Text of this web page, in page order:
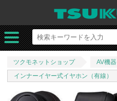
ツクモネットショップ AV機器
インナーイヤー式イヤホン（有線）